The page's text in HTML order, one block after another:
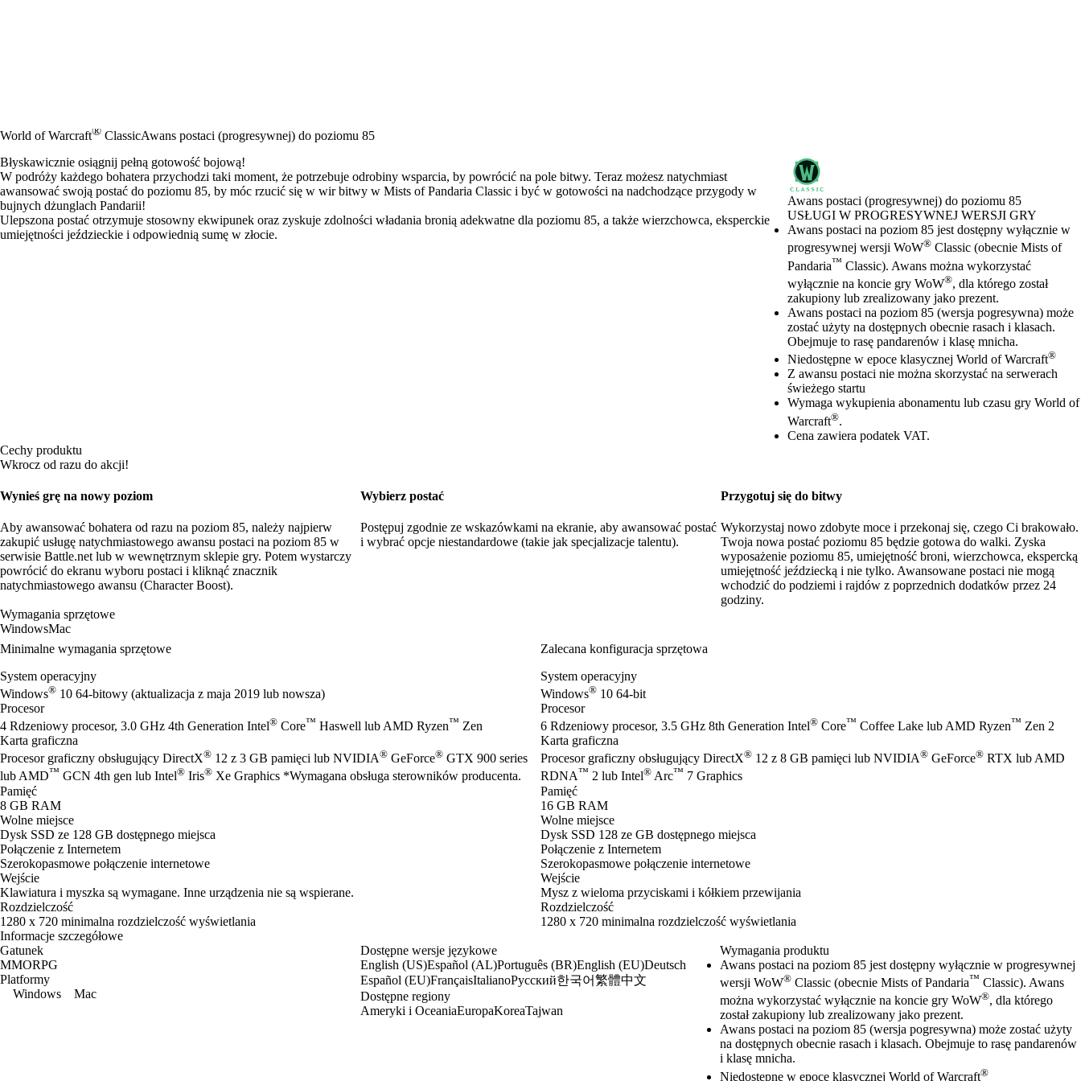
World of Warcraft® ClassicAwans postaci (progresywnej) do poziomu 85
Awans postaci (progresywnej) do poziomu 85
USŁUGI W PROGRESYWNEJ WERSJI GRY
Cena
Available actions
Awans postaci na poziom 85 jest dostępny wyłącznie w
progresywnej wersji WoW® Classic (obecnie Mists of
Pandaria™ Classic). Awans można wykorzystać
wyłącznie na koncie gry WoW®, dla którego został
zakupiony lub zrealizowany jako prezent.
Awans postaci na poziom 85 (wersja pogresywna) może
zostać użyty na dostępnych obecnie rasach i klasach.
Obejmuje to rasę pandarenów i klasę mnicha.
Niedostępne w epoce klasycznej World of Warcraft®
Z awansu postaci nie można skorzystać na serwerach
świeżego startu
Wymaga wykupienia abonamentu lub czasu gry World of
Warcraft®.
Cena zawiera podatek VAT.
Błyskawicznie osiągnij pełną gotowość bojową!
W podróży każdego bohatera przychodzi taki moment, że potrzebuje odrobiny wsparcia, by powrócić na pole bitwy. Teraz możesz natychmiast
awansować swoją postać do poziomu 85, by móc rzucić się w wir bitwy w Mists of Pandaria Classic i być w gotowości na nadchodzące przygody w
bujnych dżunglach Pandarii!
Ulepszona postać otrzymuje stosowny ekwipunek oraz zyskuje zdolności władania bronią adekwatne dla poziomu 85, a także wierzchowca, eksperckie
umiejętności jeździeckie i odpowiednią sumę w złocie.
Cechy produktu
Wkrocz od razu do akcji!
Wynieś grę na nowy poziom
Aby awansować bohatera od razu na poziom 85, należy najpierw
zakupić usługę natychmiastowego awansu postaci na poziom 85 w
serwisie Battle.net lub w wewnętrznym sklepie gry. Potem wystarczy
powrócić do ekranu wyboru postaci i kliknąć znacznik
natychmiastowego awansu (Character Boost).
Wybierz postać
Postępuj zgodnie ze wskazówkami na ekranie, aby awansować postać
i wybrać opcje niestandardowe (takie jak specjalizacje talentu).
Przygotuj się do bitwy
Wykorzystaj nowo zdobyte moce i przekonaj się, czego Ci brakowało.
Twoja nowa postać poziomu 85 będzie gotowa do walki. Zyska
wyposażenie poziomu 85, umiejętność broni, wierzchowca, ekspercką
umiejętność jeździecką i nie tylko. Awansowane postaci nie mogą
wchodzić do podziemi i rajdów z poprzednich dodatków przez 24
godziny.
Wymagania sprzętowe
WindowsMac
Minimalne wymagania sprzętowe
System operacyjny
Windows® 10 64-bitowy (aktualizacja z maja 2019 lub nowsza)
Procesor
4 Rdzeniowy procesor, 3.0 GHz 4th Generation Intel® Core™ Haswell lub AMD Ryzen™ Zen
Karta graficzna
Procesor graficzny obsługujący DirectX® 12 z 3 GB pamięci lub NVIDIA® GeForce® GTX 900 series
lub AMD™ GCN 4th gen lub Intel® Iris® Xe Graphics *Wymagana obsługa sterowników producenta.
Pamięć
8 GB RAM
Wolne miejsce
Dysk SSD ze 128 GB dostępnego miejsca
Połączenie z Internetem
Szerokopasmowe połączenie internetowe
Wejście
Klawiatura i myszka są wymagane. Inne urządzenia nie są wspierane.
Rozdzielczość
1280 x 720 minimalna rozdzielczość wyświetlania
Zalecana konfiguracja sprzętowa
System operacyjny
Windows® 10 64-bit
Procesor
6 Rdzeniowy procesor, 3.5 GHz 8th Generation Intel® Core™ Coffee Lake lub AMD Ryzen™ Zen 2
Karta graficzna
Procesor graficzny obsługujący DirectX® 12 z 8 GB pamięci lub NVIDIA® GeForce® RTX lub AMD
RDNA™ 2 lub Intel® Arc™ 7 Graphics
Pamięć
16 GB RAM
Wolne miejsce
Dysk SSD 128 ze GB dostępnego miejsca
Połączenie z Internetem
Szerokopasmowe połączenie internetowe
Wejście
Mysz z wieloma przyciskami i kółkiem przewijania
Rozdzielczość
1280 x 720 minimalna rozdzielczość wyświetlania
Informacje szczegółowe
Gatunek
MMORPG
Platformy
Windows
Mac
Dostępne wersje językowe
English (US)Español (AL)Português (BR)English (EU)Deutsch
Español (EU)FrançaisItalianoРусский한국어繁體中文
Dostępne regiony
Ameryki i OceaniaEuropaKoreaTajwan
Wymagania produktu
Awans postaci na poziom 85 jest dostępny wyłącznie w progresywnej
wersji WoW® Classic (obecnie Mists of Pandaria™ Classic). Awans
można wykorzystać wyłącznie na koncie gry WoW®, dla którego
został zakupiony lub zrealizowany jako prezent.
Awans postaci na poziom 85 (wersja pogresywna) może zostać użyty
na dostępnych obecnie rasach i klasach. Obejmuje to rasę pandarenów
i klasę mnicha.
Niedostępne w epoce klasycznej World of Warcraft®